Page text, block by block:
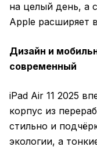
на целый день, а
Apple расширяет
Дизайн и
современный
iPad Air 11 2025
корпус из
стильно и
экологии, а